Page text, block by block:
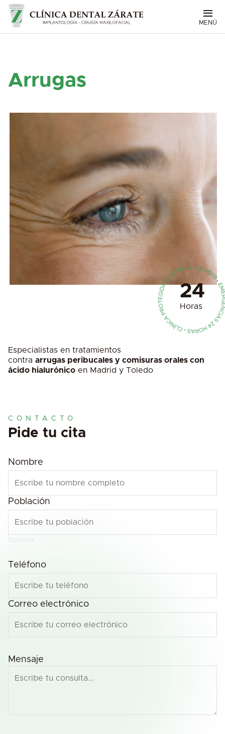
MENÚ
Arrugas
24
Horas
Especialistas en tratamientos
contra arrugas peribucales y comisuras orales con
ácido hialurónico en Madrid y Toledo
CONTACTO
Pide tu cita
Nombre
Población
Opcional
Teléfono
Correo electrónico
Mensaje